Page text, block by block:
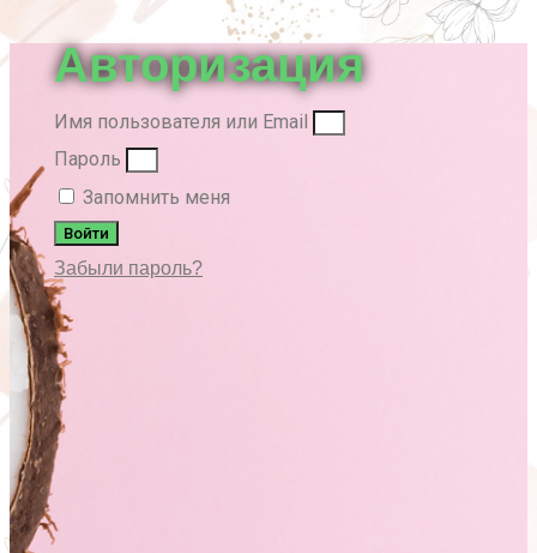
Авторизация
Имя пользователя или Email
Пароль
Запомнить меня
Войти
Забыли пароль?